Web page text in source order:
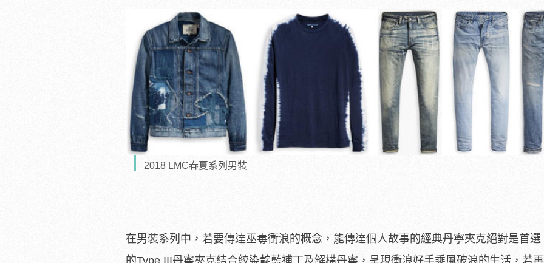
2018 LMC春夏系列男裝
在男裝系列中，若要傳達巫毒衝浪的概念，能傳達個人故事的經典丹寧夾克絕對是首選
的Type III丹寧夾克結合絞染靛藍補丁及解構丹寧，呈現衝浪好手乘風破浪的生活，若